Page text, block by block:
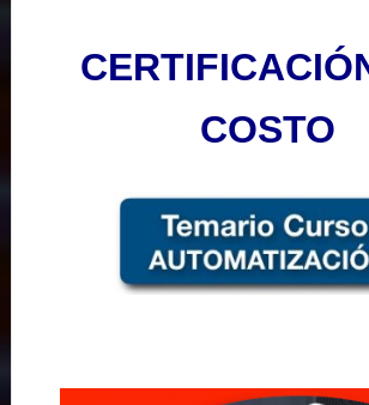
COSTO